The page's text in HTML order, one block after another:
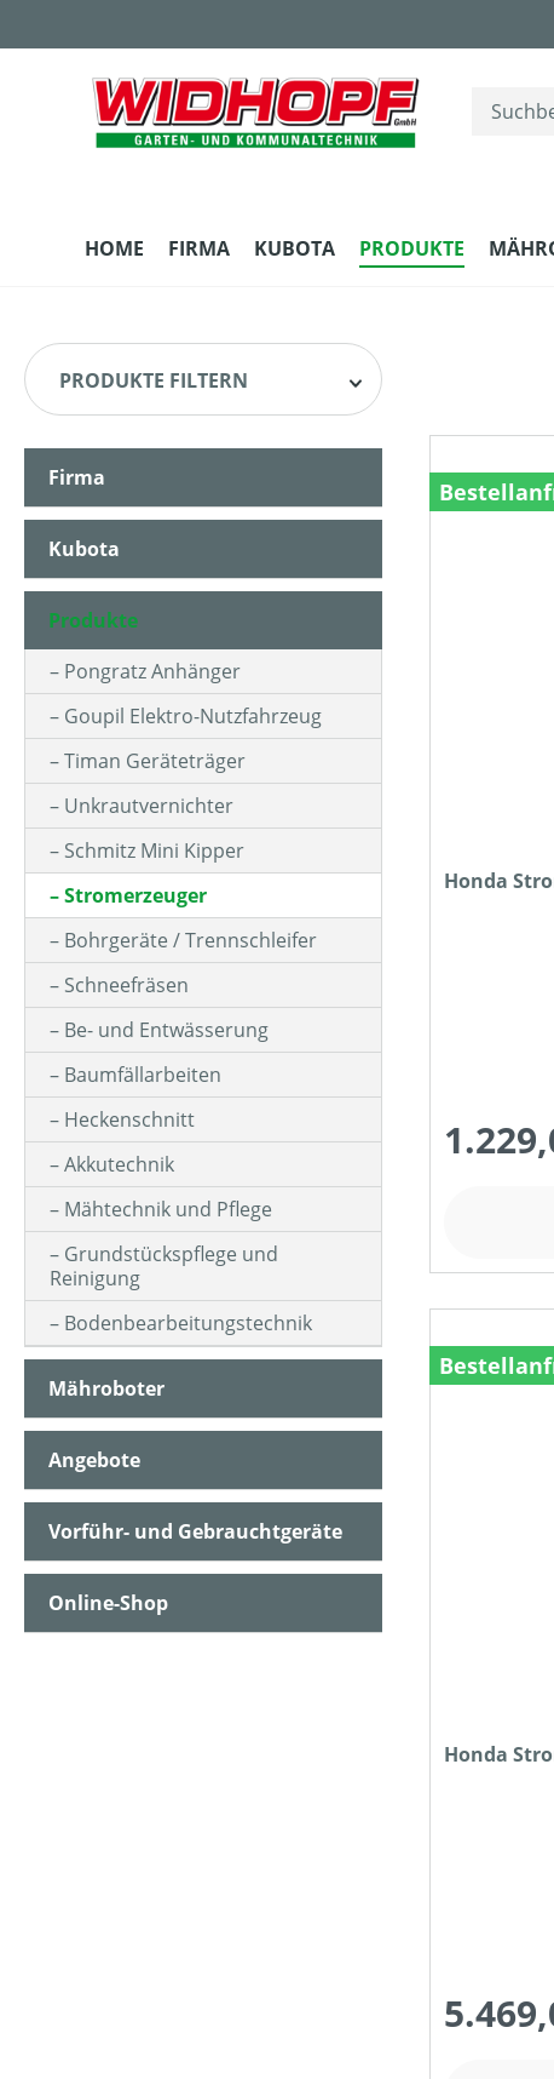
HOME FIRMA KUBOTA PRODUKTE
PRODUKTE FILTERN
HERSTELLER
BETRIEBSART
FARBE (GERÄT)
HUBRAUM (IN CM³)
KLASSIFIZIERUNG
MOTOR-ZYLINDERANZAHL
MOTORLEISTUNG (IN WATT)
MOTORLEISTUNG (IN KW)
MOTORTYP (HERSTELLERBEZEICHNUNG)
NENNSPANNUNG (IN V)
SCHALLLEISTUNGSPEGEL (IN DB(A))
TREIBSTOFFTANKGRÖSSE (IN L)
Firma
Kubota
Produkte
Pongratz Anhänger
Goupil Elektro-Nutzfahrzeug
Timan Geräteträger
Unkrautvernichter
Schmitz Mini Kipper
Stromerzeuger
Bohrgeräte / Trennschleifer
Schneefräsen
Be- und Entwässerung
Baumfällarbeiten
Heckenschnitt
Akkutechnik
Mähtechnik und Pflege
Grundstückspflege und
Reinigung
Bodenbearbeitungstechnik
Mähroboter
Angebote
Vorführ- und Gebrauchtgeräte
Online-Shop
Honda
Honda